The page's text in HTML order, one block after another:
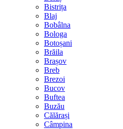
Bistrița
Blaj
Bobâlna
Bologa
Botoșani
Brăila
Brașov
Breb
Brezoi
Bucov
Buftea
Buzău
Călărași
Câmpina